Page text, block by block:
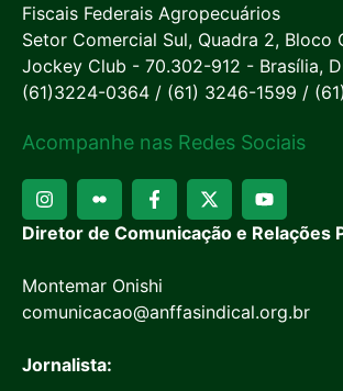
Fiscais Federais Agropecuários
Setor Comercial Sul, Quadra 2, Bloco
Jockey Club - 70.302-912 - Brasília,
(61)3224-0364 / (61) 3246-1599 /
Acompanhe nas Redes Sociais
Diretor de Comunicação e Relações
Montemar Onishi
comunicacao@anffasindical.org.br
Jornalista: